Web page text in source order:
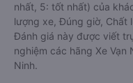
nhất, 5: tốt nhất) của
lượng xe, Đúng giờ, Chất
Đánh giá này được viết
nghiệm các hãng Xe Vạn
Ninh.